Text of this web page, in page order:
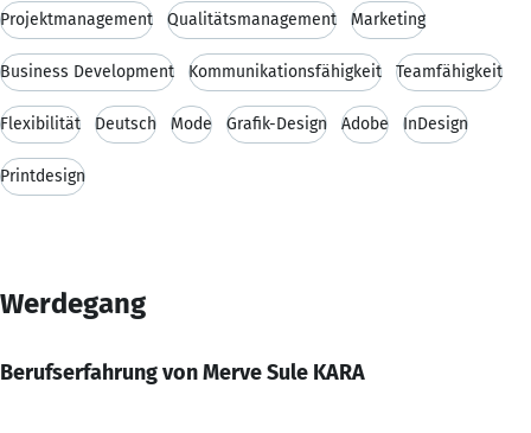
Projektmanagement Qualitätsmanagement Marketing
Business Development Kommunikationsfähigkeit Teamfähigkeit
Flexibilität Deutsch Mode Grafik-Design Adobe InDesign
Printdesign
Werdegang
Berufserfahrung von Merve Sule KARA